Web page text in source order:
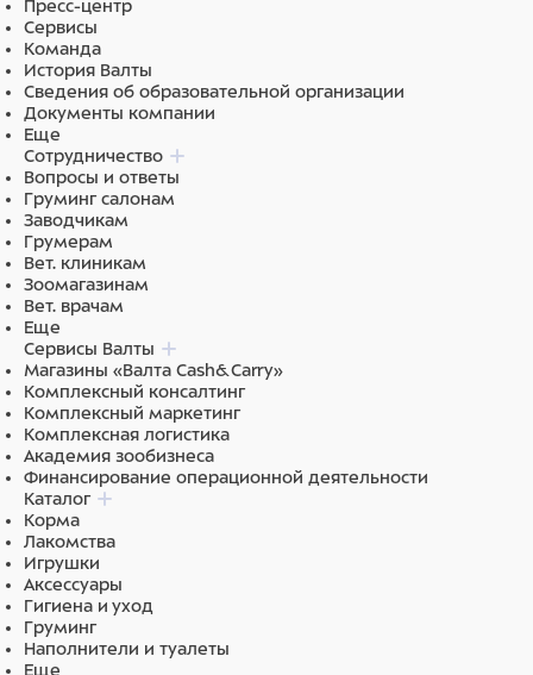
Пресс-центр
Сервисы
Команда
История Валты
Сведения об образовательной организации
Документы компании
Еще
Сотрудничество
Вопросы и ответы
Груминг салонам
Заводчикам
Грумерам
Вет. клиникам
Зоомагазинам
Вет. врачам
Еще
Сервисы Валты
Магазины «Валта Cash&Carry»
Комплексный консалтинг
Комплексный маркетинг
Комплексная логистика
Академия зообизнеса
Финансирование операционной деятельности
Каталог
Корма
Лакомства
Игрушки
Аксессуары
Гигиена и уход
Груминг
Наполнители и туалеты
Еще